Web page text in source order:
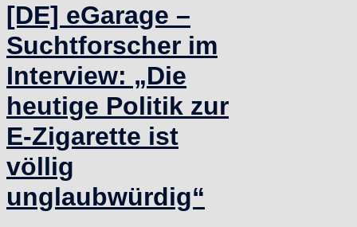
[DE] eGarage –
Suchtforscher im
Interview: „Die
heutige Politik zur
E-Zigarette ist
völlig
unglaubwürdig“